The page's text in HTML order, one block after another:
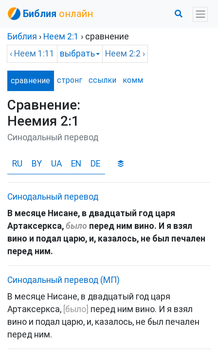
Библия онлайн
Библия › Неем 2:1 › сравнение
‹ Неем 1:11 выбрать Неем 2:2 ›
сравнение стронг ссылки комм
Сравнение:
Неемия 2:1
Синодальный перевод
RU BY UA EN DE
Синодальный перевод
В месяце Нисане, в двадцатый год царя
Артаксеркса, было перед ним вино. И я взял
вино и подал царю, и, казалось, не был печален
перед ним.
Синодальный перевод (МП)
В месяце Нисане, в двадцатый год царя
Артаксеркса, было перед ним вино. И я взял
вино и подал царю, и, казалось, не был печален
перед ним.